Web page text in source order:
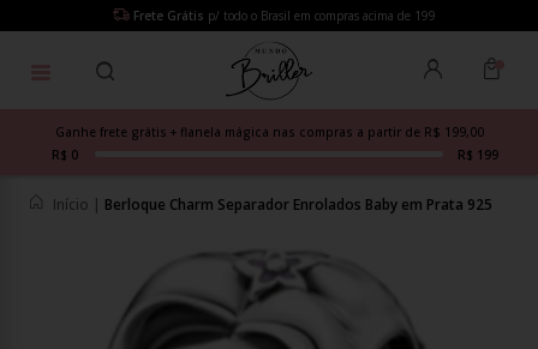
Frete Grátis p/ todo o Brasil em compras acima de 199
Ganhe frete grátis + flanela mágica nas compras a partir de R$ 199,00
R$ 0
R$ 199
Início | Berloque Charm Separador Enrolados Baby em Prata 925